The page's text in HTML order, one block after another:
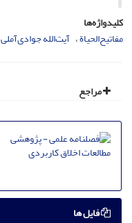
کلیدواژه‌ها
مفاتیح‌الحیاة آیت‌الله جوادی‌آملی
مراجع
فایل ها